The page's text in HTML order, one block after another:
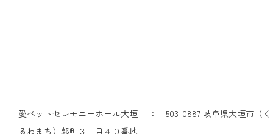
愛ペットセレモニーホール大垣 ： 503-0887 岐阜県大垣市（く
るわまち）郭町３丁目４０番地